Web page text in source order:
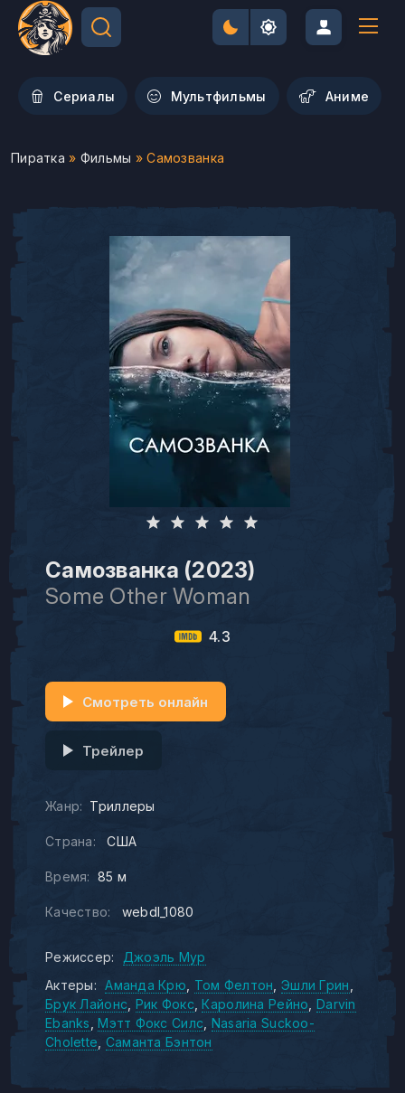
Сериалы Мультфильмы Aниме
Пиратка » Фильмы » Самозванка
Самозванка (2023)
Some Other Woman
4.3
Жанр: Триллеры
Страна: США
Время: 85 м
Качество: webdl_1080
Смотреть онлайн
Трейлер
Режиссер:
Джоэль Мур
Актеры:
Аманда Крю Том Фелтон Эшли Грин
Брук Лайонс Рик Фокс Каролина Рейно Darvin
Ebanks
Мэтт Фокс Силс Nasaria Suckoo-
Cholette Саманта Бэнтон